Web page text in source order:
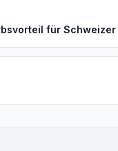
für Schweizer